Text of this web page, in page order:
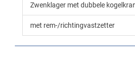
Zwenklager met dubbele
met rem-/richtingvastzetter